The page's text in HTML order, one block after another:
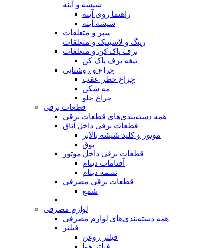
شیشه و آینه
راهنما روی آینه
شیشه آینه
سپر و متعلقات
رینگ و لاسیتیک و متعلقات
برف پاک کن و متعلقات
تیغه برف پاک کن
چراغ و روشنایی
چراغ خطر عقب
مه شکن
چراغ جلو
قطعات برقی
همه دسته‌بندی‌های قطعات برقی
قطعات برقی داخل اتاق
موتور و کلید شیشه بالابر
بوق
قطعات برقی داخل موتور
آفتامات دینام
تسمه‌‌ دینام
قطعات برقی مصرفی
شمع
لوازم مصرفی
همه دسته‌بندی‌های لوازم مصرفی
فیلتر
فیلتر روغن
فیلتر هوا